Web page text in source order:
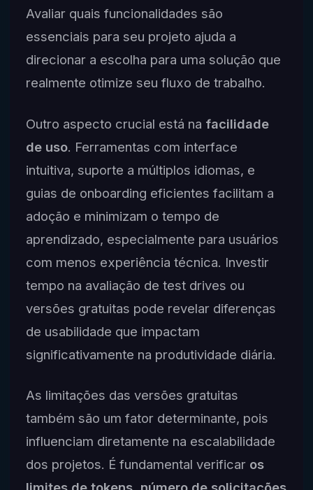
Avaliar quais funcionalidades são
essenciais para seu projeto ajuda a
direcionar a escolha para uma solução que
realmente otimize seu fluxo de trabalho.
Outro aspecto crucial está na facilidade
de uso. Ferramentas com interface
intuitiva, suporte a múltiplos idiomas, e
guias de onboarding eficientes facilitam a
adoção e minimizam o tempo de
aprendizado, especialmente para usuários
com menos experiência técnica. Investir
tempo na avaliação de test drives ou
versões gratuitas pode revelar diferenças
de usabilidade que impactam
significativamente na produtividade diária.
As limitações das versões gratuitas
também são um fator determinante, pois
influenciam diretamente na escalabilidade
dos projetos. É fundamental verificar os